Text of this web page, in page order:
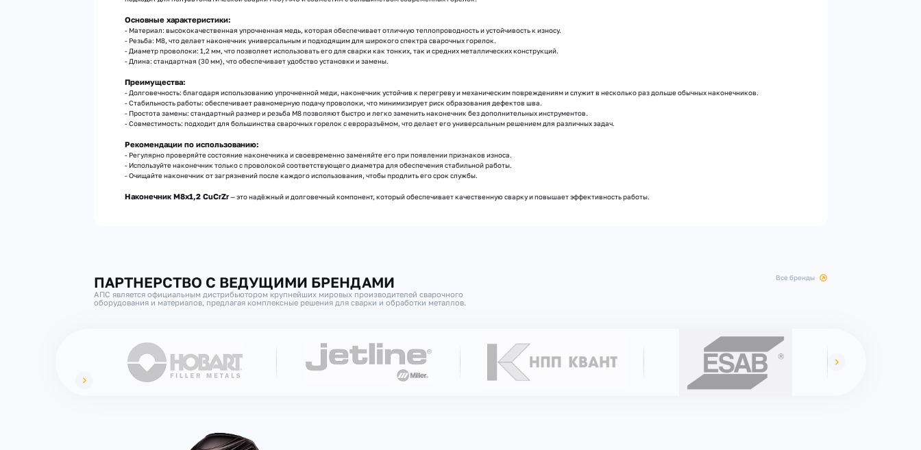
Основные характеристики:
- Материал: высококачественная упрочненная медь, которая обеспечивает отличную теплопроводность и устойчивость к износу.
- Резьба: М8, что делает наконечник универсальным и подходящим для широкого спектра сварочных горелок.
- Диаметр проволоки: 1,2 мм, что позволяет использовать его для сварки как тонких, так и средних металлических конструкций.
- Длина: стандартная (30 мм), что обеспечивает удобство установки и замены.
Преимущества:
- Долговечность: благодаря использованию упрочненной меди, наконечник устойчив к перегреву и механическим повреждениям и служит в несколько раз дольше обычных наконечников.
- Стабильность работы: обеспечивает равномерную подачу проволоки, что минимизирует риск образования дефектов шва.
- Простота замены: стандартный размер и резьба М8 позволяют быстро и легко заменить наконечник без дополнительных инструментов.
- Совместимость: подходит для большинства сварочных горелок с евроразъёмом, что делает его универсальным решением для различных задач.
Рекомендации по использованию:
- Регулярно проверяйте состояние наконечника и своевременно заменяйте его при появлении признаков износа.
- Используйте наконечник только с проволокой соответствующего диаметра для обеспечения стабильной работы.
- Очищайте наконечник от загрязнений после каждого использования, чтобы продлить его срок службы.
Наконечник М8х1,2 CuCrZr— это надёжный и долговечный компонент, который обеспечивает качественную сварку и повышает эффективность работы.
ПАРТНЕРСТВО С ВЕДУЩИМИ БРЕНДАМИ
АПС является официальным дистрибьютором крупнейших мировых производителей сварочного
оборудования и материалов, предлагая комплексные решения для сварки и обработки металлов.
все бренды